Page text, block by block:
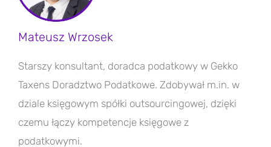
Mateusz Wrzosek
Starszy konsultant, doradca podatkowy w Gekko
Taxens Doradztwo Podatkowe. Zdobywał m.in. w
dziale księgowym spółki outsourcingowej, dzięki
czemu łączy kompetencje księgowe z
podatkowymi.